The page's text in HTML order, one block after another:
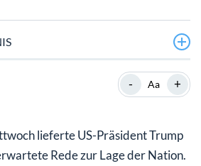
Erschöpfungslücke?
- Aa +
lieferte US-Präsident Trump
Rede zur Lage der Nation.